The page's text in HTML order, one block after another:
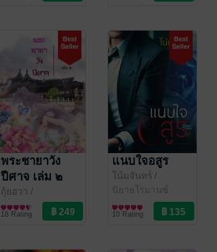
พระชายาวัง
ปีศาจ เล่ม ๒
(จบ+ตอนพิเศษ)
กุ้ยฮวา /
Rosequartz_writer
นิยายรักจีนโบราณ
18 Rating
แนบใจอสูร
โน้มจันทร์/
Rosequartz_writer
นิยายโรมานซ์
10 Rating